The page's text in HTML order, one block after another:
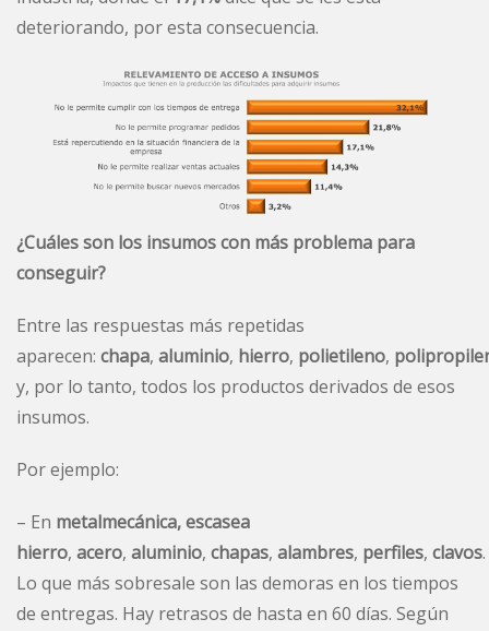
deteriorando, por esta consecuencia.
¿Cuáles son los insumos con más problema para
conseguir?
Entre las respuestas más repetidas
aparecen: chapa, aluminio, hierro, polietileno,
y, por lo tanto, todos los productos derivados de esos
insumos.
Por ejemplo:
– En metalmecánica, escasea
hierro, acero, aluminio, chapas, alambres, perfiles, clavos.
Lo que más sobresale son las demoras en los tiempos
de entregas. Hay retrasos de hasta en 60 días. Según